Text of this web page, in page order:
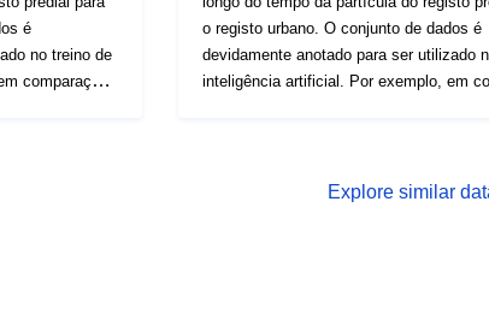
é
no treino de
comparações
o registo urbano. O conjunto de dados é
devidamente anotado para ser utilizado
inteligência artificial. Por exemplo, em
Explore similar